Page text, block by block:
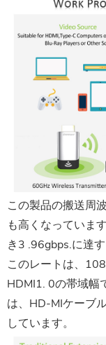
この製品の搬送周
も高くなっていま
き3 .96gbps.に達
このレートは、
HDMI1. 0の帯域幅
は、HD-MIケーブ
しています。